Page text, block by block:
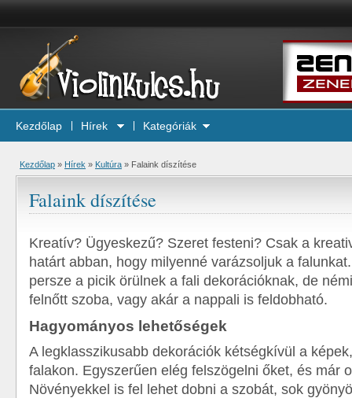
Kezdőlap Hírek Kategóriák
Kezdőlap » Hírek » Kultúra » Falaink díszítése
Falaink díszítése
Kreatív? Ügyeskezű? Szeret festeni? Csak a
határt abban, hogy milyenné varázsoljuk a
persze a picik örülnek a fali dekorációknak, de
felnőtt szoba, vagy akár a nappali is feldobható.
Hagyományos lehetőségek
A legklasszikusabb dekorációk kétségkívül a
falakon. Egyszerűen elég felszögelni őket, és már
Növényekkel is fel lehet dobni a szobát, sok